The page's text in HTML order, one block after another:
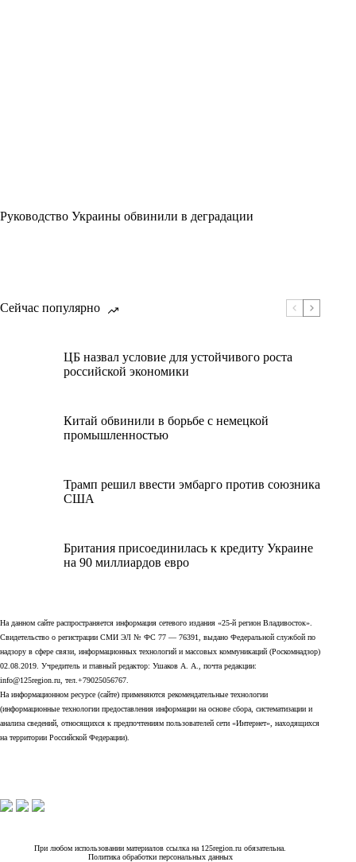
Руководство Украины обвинили в деградации
Сейчас популярно
ЦБ назвал условие для устойчивого роста
российской экономики
Китай обвинили в борьбе с немецкой
промышленностью
Трамп решил ввести эмбарго против союзника
США
Британия присоединилась к кредиту Украине
на 90 миллиардов евро
На данном сайте распространяется информация сетевого издания «25-й регион Владивосток».
Свидетельство о регистрации СМИ ЭЛ № ФС 77 — 76391, выдано Федеральной службой по
надзору в сфере связи, информационных технологий и массовых коммуникаций (Роскомнадзор)
02.08.2019. Учредитель и главный редактор: Ушаков А. А., почта редакции:
info@125region.ru, тел.+79025056767.
На информационном ресурсе (сайте) применяются рекомендательные технологии
(информационные технологии предоставления информации на основе сбора, систематизации и
анализа сведений, относящихся к предпочтениям пользователей сети «Интернет», находящихся
на территории Российской Федерации).
При любом использовании материалов ссылка на 125region.ru обязательна.
Политика обработки персональных данных